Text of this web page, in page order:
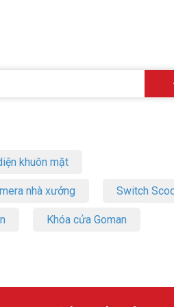
khuôn mặt
nhà xưởng Switch
Khóa cửa Goman